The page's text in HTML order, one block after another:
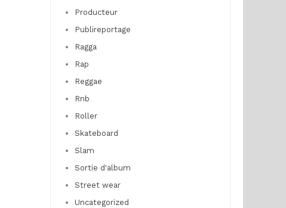
Producteur
Publireportage
Ragga
Rap
Reggae
Rnb
Roller
Skateboard
Slam
Sortie d'album
Street wear
Uncategorized